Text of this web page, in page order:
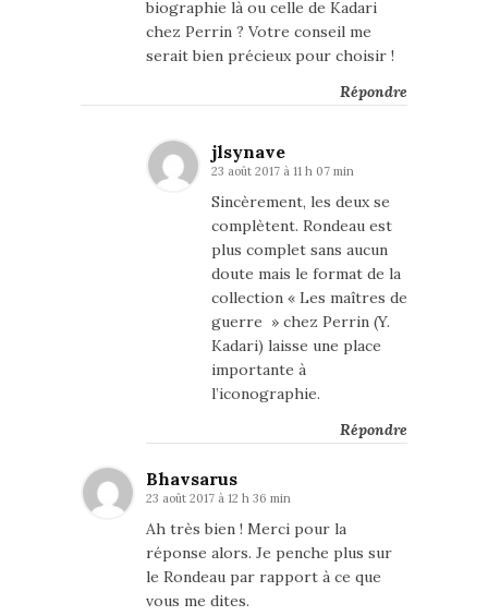
biographie là ou celle de Kadari
chez Perrin ? Votre conseil me
serait bien précieux pour choisir !
Répondre
jlsynave
23 août 2017 à 11 h 07 min
Sincèrement, les deux se
complètent. Rondeau est
plus complet sans aucun
doute mais le format de la
collection « Les maîtres de
guerre » chez Perrin (Y.
Kadari) laisse une place
importante à
l’iconographie.
Répondre
Bhavsarus
23 août 2017 à 12 h 36 min
Ah très bien ! Merci pour la
réponse alors. Je penche plus sur
le Rondeau par rapport à ce que
vous me dites.